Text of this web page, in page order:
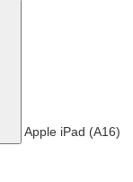
Apple iPad (A16)